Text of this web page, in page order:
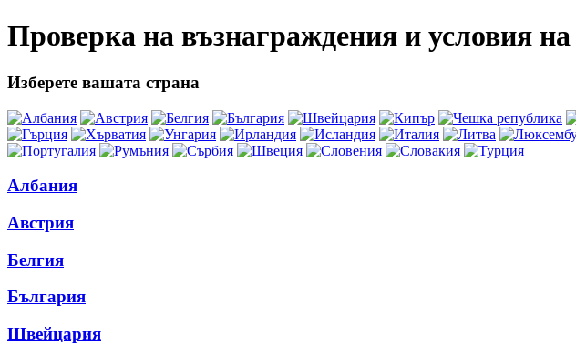
Проверка на възнаграждения и условия на
Изберете вашата страна
Албания
Австрия
Белгия
България
Швейцария